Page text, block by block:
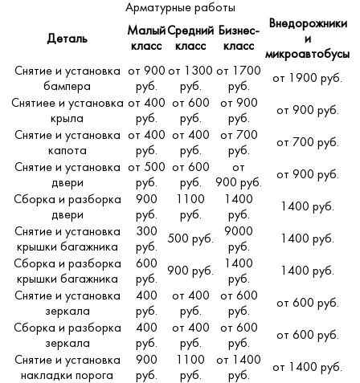
Арматурные работы
Деталь
Малый
класс
Средний
класс
Бизнес-
класс
Внедорожники
и
микроавтобусы
Снятие и установка
бампера
от 900
руб.
от 1300
руб.
от 1700
руб.
от 1900 руб.
Снятиее и установка
крыла
от 400
руб.
от 600
руб.
от 900
руб.
от 900 руб.
Снятие и установка
капота
от 400
руб.
от 400
руб.
от 700
руб.
от 700 руб.
Снятие и установка
двери
от 500
руб.
от 600
руб.
от
900 руб.
от 900 руб.
Сборка и разборка
двери
900
руб.
1100
руб.
1400
руб.
1400 руб.
Снятие и установка
крышки багажника
300
руб.
500 руб.
9000
руб.
1400 руб.
Сборка и разборка
крышки багажника
600
руб.
900 руб.
1400
руб.
1400 руб.
Снятие и установка
зеркала
400
руб.
от 400
руб.
от 600
руб.
от 600 руб.
Сборка и разборка
зеркала
400
руб.
от 400
руб.
от 600
руб.
от 600 руб.
Снятие и установка
накладки порога
900
руб.
1100
руб.
от 1400
руб.
от 1400 руб.